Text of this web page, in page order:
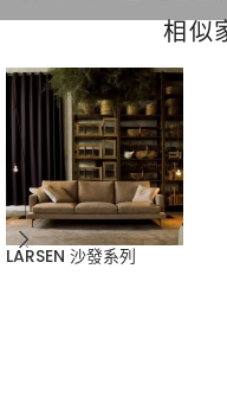
相似
LARSEN 沙發系列